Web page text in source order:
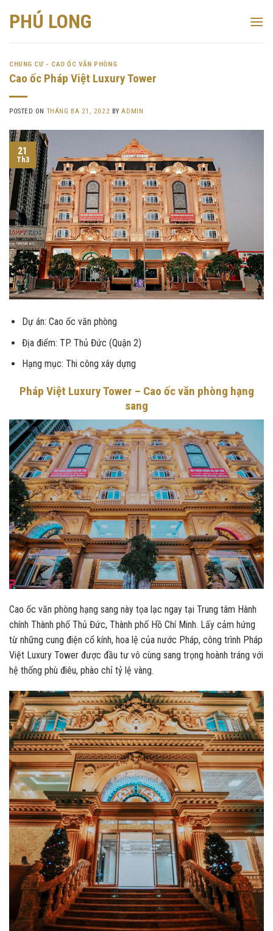
PHÚ LONG
CHUNG CƯ - CAO ỐC VĂN PHÒNG
Cao ốc Pháp Việt Luxury Tower
POSTED ON THÁNG BA 21, 2022 BYADMIN
21
Th3
Dự án: Cao ốc văn phòng
Địa điểm: TP. Thủ Đức (Quận 2)
Hạng mục: Thi công xây dựng
Pháp Việt Luxury Tower – Cao ốc văn phòng hạng
sang
Cao ốc văn phòng hạng sang này tọa lạc ngay tại Trung tâm Hành
chính Thành phố Thủ Đức, Thành phố Hồ Chí Minh. Lấy cảm hứng
từ những cung điện cổ kính, hoa lệ của nước Pháp, công trình Pháp
Việt Luxury Tower được đầu tư vô cùng sang trọng hoành tráng với
hệ thống phù điêu, phào chỉ tỷ lệ vàng.